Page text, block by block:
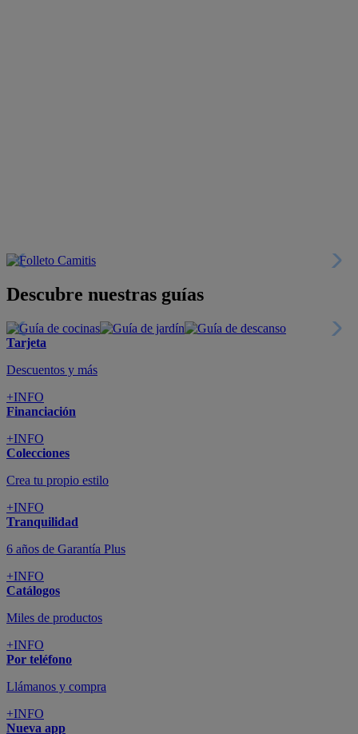
Descubre nuestras guías
Tarjeta
Descuentos y más
+INFO
Financiación
+INFO
Colecciones
Crea tu propio estilo
+INFO
Tranquilidad
6 años de Garantía Plus
+INFO
Catálogos
Miles de productos
+INFO
Por teléfono
Llámanos y compra
+INFO
Nueva app